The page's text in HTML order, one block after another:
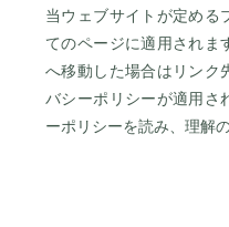
当ウェブサイトが定める
てのページに適用されま
へ移動した場合はリンク
バシーポリシーが適用さ
ーポリシーを読み、理解